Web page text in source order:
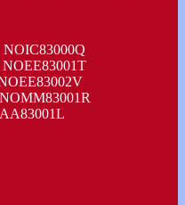
NOIC83000Q
NOEE83001T
NOMM83001R